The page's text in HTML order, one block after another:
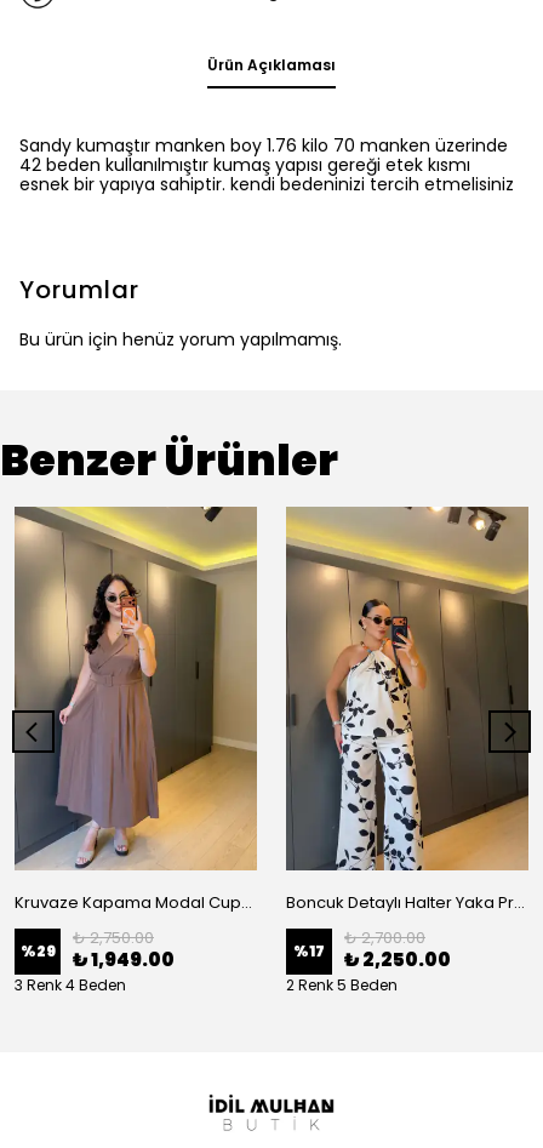
Ürün Açıklaması
Sandy kumaştır manken boy 1.76 kilo 70 manken üzerinde
42 beden kullanılmıştır kumaş yapısı gereği etek kısmı
esnek bir yapıya sahiptir. kendi bedeninizi tercih etmelisiniz
Yorumlar
Bu ürün için henüz yorum yapılmamış.
Benzer Ürünler
Kruvaze Kapama Modal Cupra Elbise
%29
₺ 2,750.00
₺ 1,949.00
3 Renk 4 Beden
Boncuk Detaylı Halter Yaka Premium Takım
%17
₺ 2,700.00
₺ 2,250.00
2 Renk 5 Beden